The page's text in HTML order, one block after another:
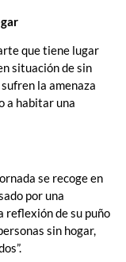
que tiene lugar
situación de sin
la amenaza
a habitar una
se recoge en
por una
reflexión de su puño
sin hogar,